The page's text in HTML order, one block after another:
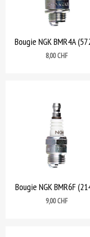
Bougie NGK BMR4A
Prix
8,00 CHF
Bougie NGK BMR6F
Prix
9,00 CHF